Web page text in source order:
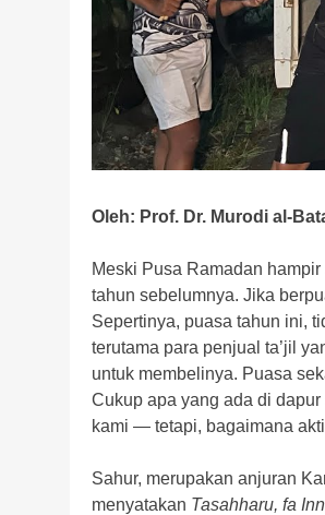
Oleh: Prof. Dr. Murodi al-
Meski Pusa Ramadan
tahun sebelumnya. Jika
Sepertinya, puasa tahun ini,
terutama para penjual ta’jil
untuk membelinya. Puasa
Cukup apa yang ada di
kami — tetapi, bagaimana
Sahur, merupakan anjuran
menyatakan Tasahharu, fa